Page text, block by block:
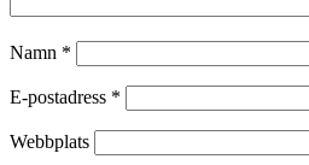
Namn *
E-postadress *
Webbplats